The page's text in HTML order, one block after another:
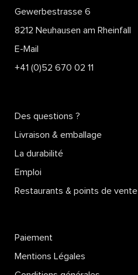
Gewerbestrasse 6
8212 Neuhausen am Rheinfall
E-Mail
+41 (0)52 670 02 11
Des questions ?
Livraison & emballage
La durabilité
Emploi
Restaurants & points de vente
Paiement
Mentions Légales